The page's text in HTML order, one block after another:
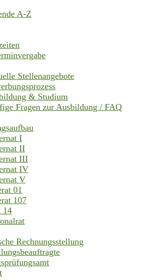
A-Z
Stellenangebote
& Studium
Fragen zur Ausbildung / FAQ
I
II
III
IV
V
01
107
14
Rechnungsstellung